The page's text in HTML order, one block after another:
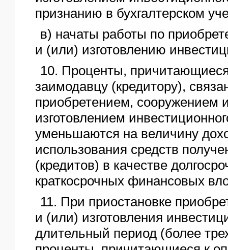
признанию в бухгалтерском
в) начаты работы по
и (или) изготовлению
10. Проценты,
заимодавцу (кредитору),
приобретением, сооружением
изготовлением
уменьшаются на величину
использования средств
(кредитов) в качестве
краткосрочных финансовых
11. При приостановке
и (или) изготовления
длительный период (более